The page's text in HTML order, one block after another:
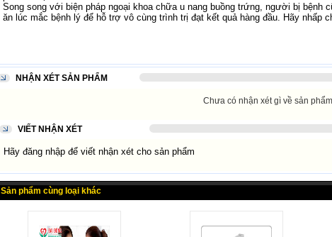
Song song với biện pháp ngoại khoa chữa u nang buồng trứng, người bị bệnh
ăn lúc mắc bệnh lý để hỗ trợ vô cùng trình trị đạt kết quả hàng đầu. Hãy nhấp
NHẬN XÉT SẢN PHẨM
Chưa có nhận xét gì về sản phẩm
VIẾT NHẬN XÉT
Hãy đăng nhập để viết nhận xét cho sản phẩm
Sản phẩm cùng loại khác